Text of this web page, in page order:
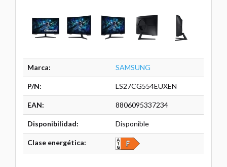
Marca: SAMSUNG
P/N: LS27CG554EUXEN
EAN: 8806095337234
Disponibilidad: Disponible
Clase energética: